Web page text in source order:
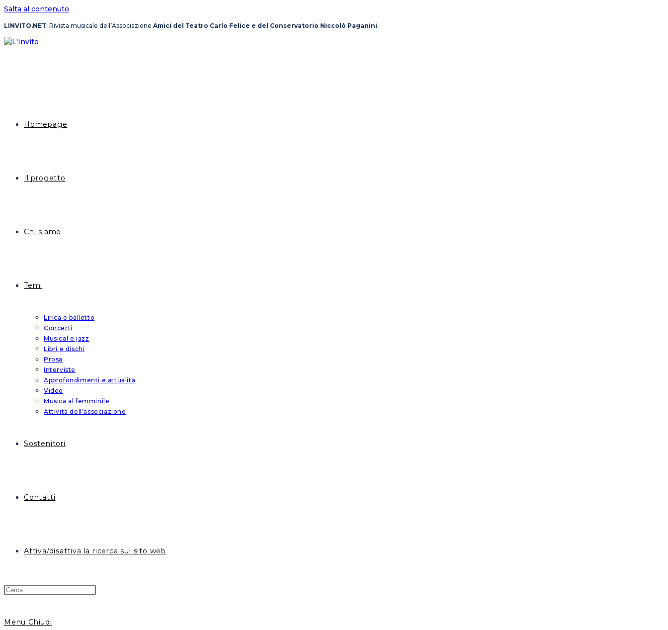
Salta al contenuto
LINVITO.NET: Rivista musicale dell’Associazione Amici del Teatro Carlo Felice e del Conservatorio Niccolò Paganini
Homepage
Il progetto
Chi siamo
Temi
Lirica e balletto
Concerti
Musical e jazz
Libri e dischi
Prosa
Interviste
Approfondimenti e attualità
Video
Musica al femminile
Attività dell’associazione
Sostenitori
Contatti
Attiva/disattiva la ricerca sul sito web
Menu Chiudi